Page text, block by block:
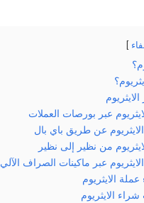
عبر بورصات العملات
عن طريق باي بال
من نظير إلى نظير
عبر ماكينات الصراف الآلي
الايثريوم
الايثريوم